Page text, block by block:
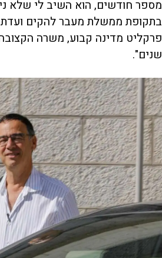
מספר חודשים, הוא השיב לי שלא
בתקופת ממשלת מעבר להקים ועדת
פרקליט מדינה קבוע, משרה
שנים".